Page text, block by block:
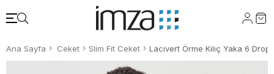
Ana Sayfa Ceket Slim Fit Ceket